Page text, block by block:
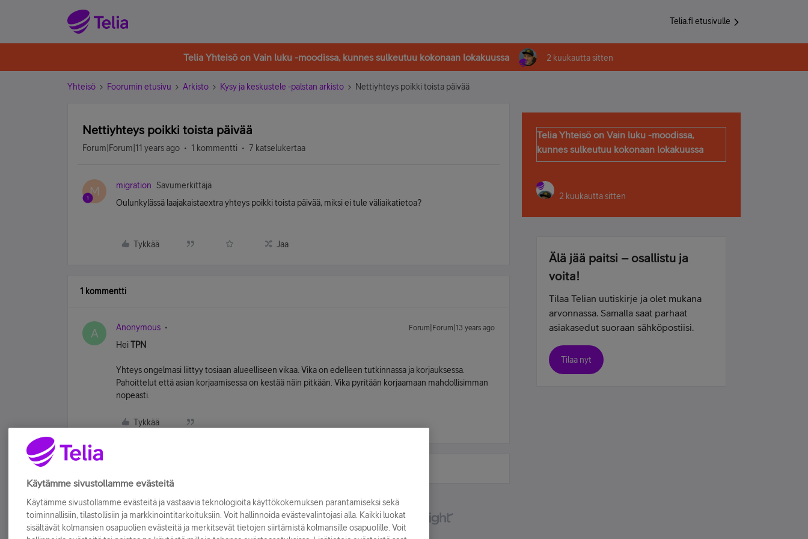
Telia.fi etusivulle
Telia Yhteisö on Vain luku -moodissa, kunnes sulkeutuu kokonaan lokakuussa 2 kuukautta sitten
Yhteisö Foorumin etusivu Arkisto Kysy ja keskustele -palstan arkisto Nettiyhteys poikki toista päivää
Nettiyhteys poikki toista päivää
Forum|Forum|11 years ago 1 kommentti 7 katselukertaa
M migration
Savumerkittäjä
Oulunkylässä laajakaistaextra yhteys poikki toista päivää, miksi ei tule väliaikatietoa?
Tykkää Jaa
1 kommentti
A Anonymous Forum|Forum|13 years ago
HeiTPN
Yhteys ongelmasi liittyy tosiaan alueelliseen vikaa. Vika on edelleen tutkinnassa ja korjauksessa.
Pahoittelut että asian korjaamisessa on kestää näin pitkään. Vika pyritään korjaamaan mahdollisimman
nopeasti.
Tykkää
Telia Yhteisö on Vain luku -moodissa,
kunnes sulkeutuu kokonaan lokakuussa
2 kuukautta sitten
Älä jää paitsi – osallistu ja
voita!
Tilaa Telian uutiskirje ja olet mukana
arvonnassa. Samalla saat parhaat
asiakasedut suoraan sähköpostiisi.
Tilaa nyt
Käytämme sivustollamme evästeitä
Käytämme sivustollamme evästeitä ja vastaavia teknologioita käyttökokemuksen parantamiseksi sekä
toiminnallisiin, tilastollisiin ja markkinointitarkoituksiin. Voit hallinnoida evästevalintojasi alla. Kaikki luokat
sisältävät kolmansien osapuolien evästeitä ja merkitsevät tietojen siirtämistä kolmansille osapuolille. Voit